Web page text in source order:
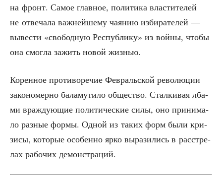
на фронт. Самое глав­ное, поли­ти­ка вла­сти­те­лей
не отве­ча­ла важ­ней­ше­му чая­нию изби­ра­те­лей —
выве­сти «сво­бод­ную Рес­пуб­ли­ку» из вой­ны, что­бы
она смог­ла зажить новой жизнью.
Корен­ное про­ти­во­ре­чие Фев­раль­ской рево­лю­ции
зако­но­мер­но бала­му­ти­ло обще­ство. Стал­ки­вая лба­
ми враж­ду­ю­щие поли­ти­че­ские силы, оно при­ни­ма­
ло раз­ные фор­мы. Одной из таких форм были кри­
зи­сы, кото­рые осо­бен­но ярко выра­зи­лись в рас­стре­
лах рабо­чих демонстраций.